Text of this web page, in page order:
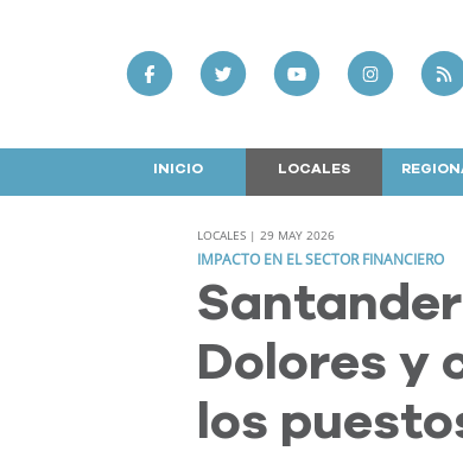
INICIO LOCALES
LOCALES | 29 MAY 2026
IMPACTO EN EL SECTOR FINANCIERO
Dolores y
los